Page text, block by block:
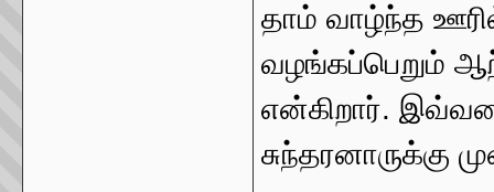
தாம் வாழ்ந்த
வழங்கப்பெறும்
என்கிறார்.
சுந்தரனாருக்கு